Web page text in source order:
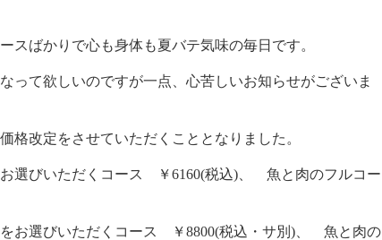
スばかりで心も身体も夏バテ気味の毎日です。
って欲しいのですが一点、心苦しいお知らせがございま
格改定をさせていただくこととなりました。
選びいただくコース ￥6160(税込)、 魚と肉のフルコー
お選びいただくコース ￥8800(税込・サ別)、 魚と肉の